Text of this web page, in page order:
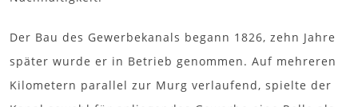
Der Bau des Gewerbekanals begann 1826, zehn Jahre
später wurde er in Betrieb genommen. Auf mehreren
Kilometern parallel zur Murg verlaufend, spielte der